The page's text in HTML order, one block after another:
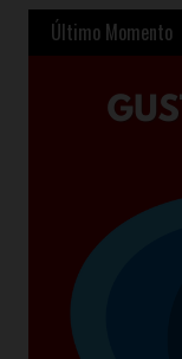
Último Momento
6.6 millones de árboles